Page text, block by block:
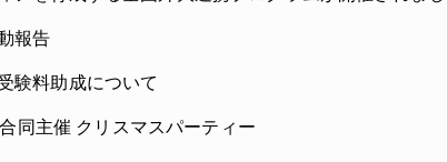
報告
験料助成について
同主催 クリスマスパーティー